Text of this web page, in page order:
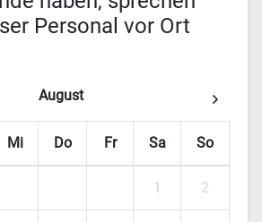
Personal vor Ort
August
Mi Do Fr Sa So
1 2